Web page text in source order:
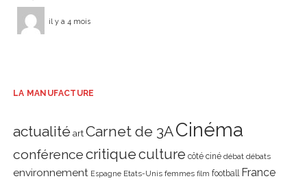
il y a 4 mois
LA MANUFACTURE
actualité art Carnet de 3ACinéma
conférencecritiqueculture côté ciné débat débats
environnement Espagne Etats-Unis femmes film football France